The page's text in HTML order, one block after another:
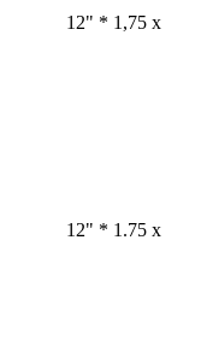
12" * 1,75 x
12" * 1.75 x